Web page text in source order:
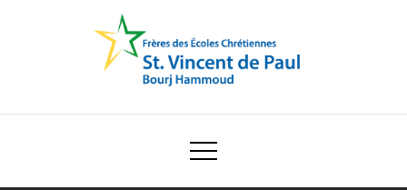
Ecole Saint Vincent de Paul